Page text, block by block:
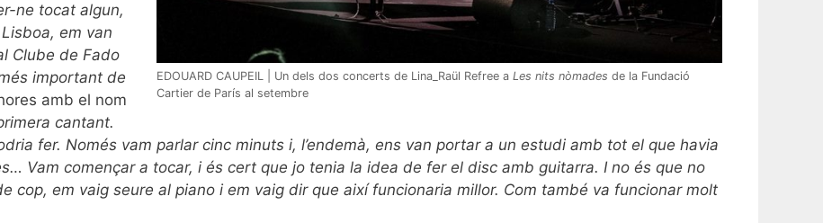
EDOUARD CAUPEIL | Un dels dos concerts de Lina_Raül Refree a Les nits nòmades de la Fundació
Cartier de París al setembre
ne tocat algun,
em van
Clube de Fado
important de
amb el nom
cantant.
fer. Només vam parlar cinc minuts i, l’endemà, ens van portar a un estudi amb tot el que havia
Vam començar a tocar, i és cert que jo tenia la idea de fer el disc amb guitarra. I no és que no
cop, em vaig seure al piano i em vaig dir que així funcionaria millor. Com també va funcionar molt